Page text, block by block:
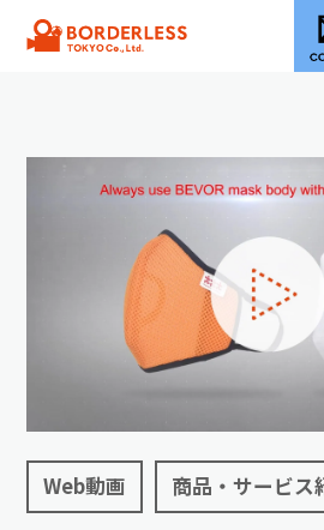
Web動画 商品・サービス